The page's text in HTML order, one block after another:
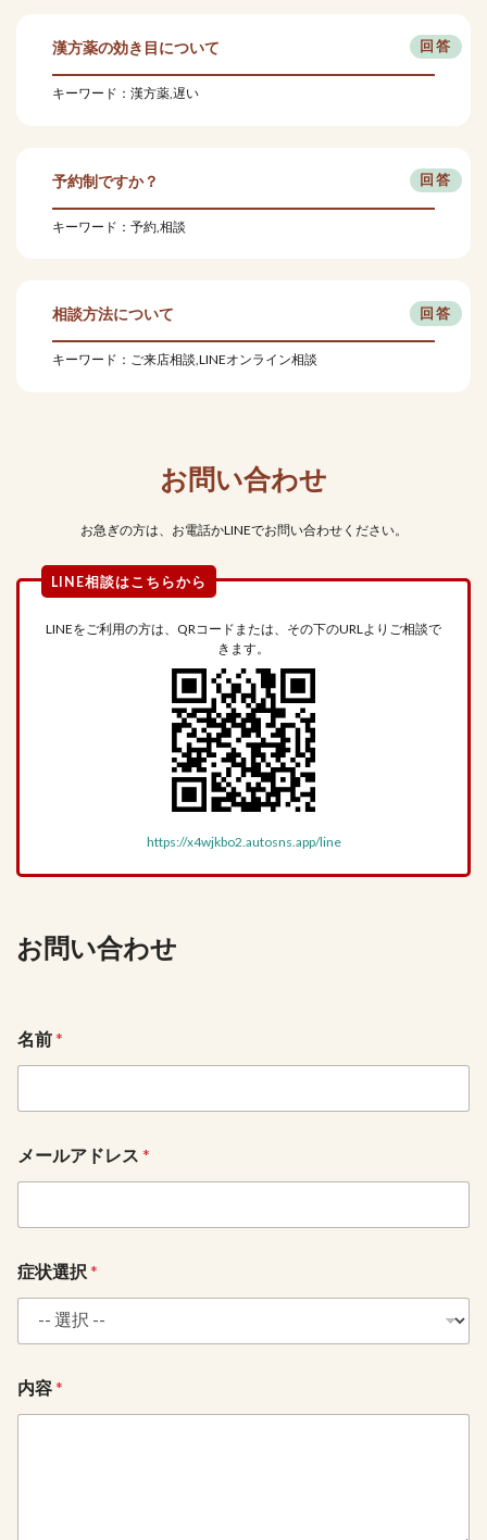
漢方薬の効き目について
キーワード：漢方薬,遅い
予約制ですか？
キーワード：予約,相談
相談方法について
キーワード：ご来店相談,LINEオンライン相談
お問い合わせ
お急ぎの方は、お電話かLINEでお問い合わせください。
LINEをご利用の方は、QRコードまたは、その下のURLよりご相談で
きます。
https://x4wjkbo2.autosns.app/line
お問い合わせ
ー
ル
ス
症
状
択
名前*
メールアドレス *
症状選択 *
内容*